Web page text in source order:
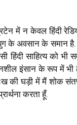
में न केवल हिंदी
के अवसान के समान
हिंदी साहित्य को
इंसान के रूप में भी
की घड़ी में मैं शोक
करता हूँ.